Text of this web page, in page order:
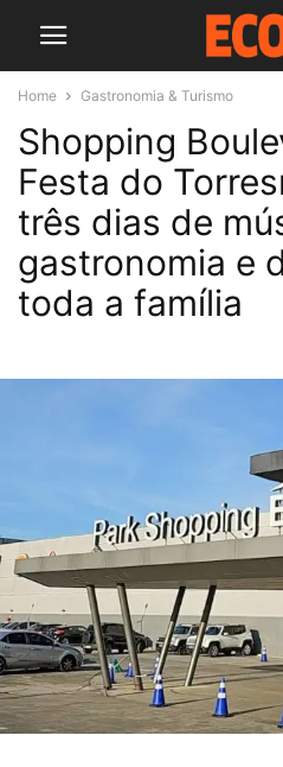
Home Gastronomia & Turismo
Shopping
Festa do
três dias de
gastronomia e
toda a família